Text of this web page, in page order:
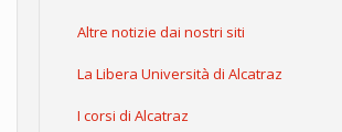
Altre notizie dai nostri siti
La Libera Università di Alcatraz
I corsi di Alcatraz